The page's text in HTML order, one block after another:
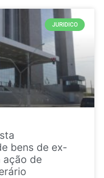
JURIDICO
bens de ex-
ação de